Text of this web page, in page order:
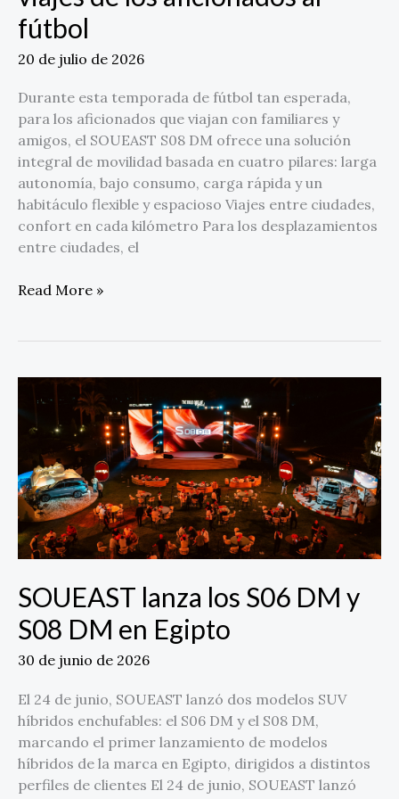
fútbol
20 de julio de 2026
Durante esta temporada de fútbol tan esperada,
para los aficionados que viajan con familiares y
amigos, el SOUEAST S08 DM ofrece una solución
integral de movilidad basada en cuatro pilares: larga
autonomía, bajo consumo, carga rápida y un
habitáculo flexible y espacioso Viajes entre ciudades,
confort en cada kilómetro Para los desplazamientos
entre ciudades, el
Read More »
SOUEAST lanza los S06 DM y
S08 DM en Egipto
30 de junio de 2026
El 24 de junio, SOUEAST lanzó dos modelos SUV
híbridos enchufables: el S06 DM y el S08 DM,
marcando el primer lanzamiento de modelos
híbridos de la marca en Egipto, dirigidos a distintos
perfiles de clientes El 24 de junio, SOUEAST lanzó
SOUEAST
lanza
los
S06
DM
y
S08
DM
en